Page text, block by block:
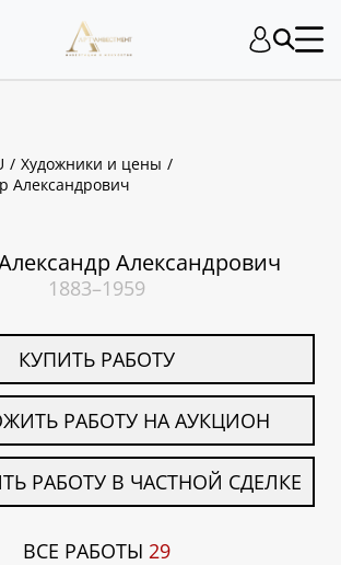
Художники и цены
Александрович
Александрович
1883–1959
КУПИТЬ РАБОТУ
РАБОТУ НА АУКЦИОН
РАБОТУ В ЧАСТНОЙ СДЕЛКЕ
ВСЕ РАБОТЫ 29